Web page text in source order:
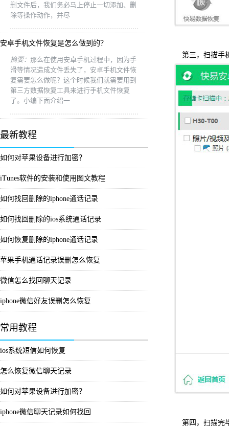
删文件后，我们务必马上停止一切添加、删
除等操作动作，并尽
安卓手机文件恢复是怎么做到的？
摘要： 那么在使用安卓手机过程中，因为手
滑等情况造成文件丢失了，安卓手机文件恢
复需要怎么做呢？这个时候我们就需要用到
第三方数据恢复工具来进行手机文件恢复
了。小编下面介绍一
最新教程
如何对苹果设备进行加密？
iTunes软件的安装和使用图文教程
如何找回删除的iphone通话记录
如何找回删除的ios系统通话记录
如何恢复删除的iphone通话记录
苹果手机通话记录误删怎么恢复
微信怎么找回聊天记录
iphone微信好友误删怎么恢复
常用教程
ios系统短信如何恢复
怎么恢复微信聊天记录
如何对苹果设备进行加密？
iphone微信聊天记录如何找回
第三，扫描手
第四，扫描完